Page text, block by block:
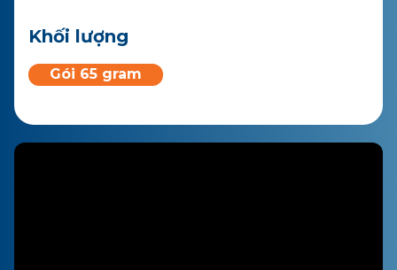
Khối lượng
Gói 65 gram